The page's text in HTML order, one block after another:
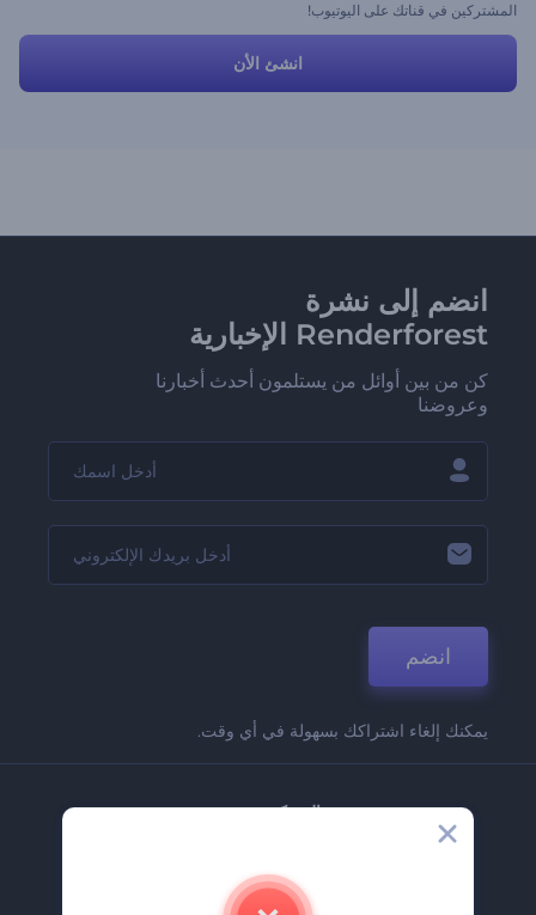
المشتركين في قناتك على اليوتيوب!
انشئ الأن
انضم إلى نشرة
Renderforest الإخبارية
كن من بين أوائل من يستلمون أحدث أخبارنا
وعروضنا
انضم
يمكنك إلغاء اشتراكك بسهولة في أي وقت.
الشركة
اتصل بنا